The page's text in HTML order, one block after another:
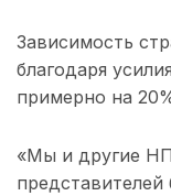
Зависимость
благодаря
примерно на
«Мы и другие
представителей